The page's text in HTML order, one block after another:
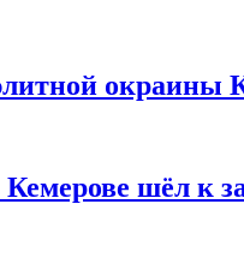
окраины
шёл к